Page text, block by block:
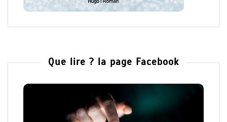
Que lire ? la page Facebook